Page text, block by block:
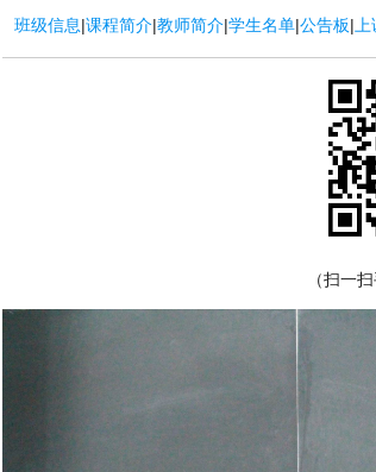
班级信息|课程简介|教师简介|学生名单|公告板|上
（扫一